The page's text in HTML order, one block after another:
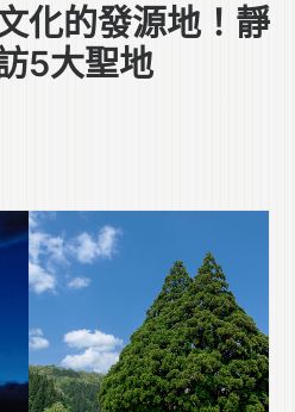
化的發源地！靜
5大聖地